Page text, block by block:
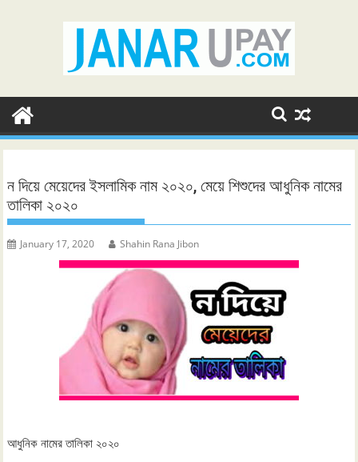
ন দিয়ে মেয়েদের ইসলামিক নাম ২০২০, মেয়ে শিশুদের আধুনিক নামের
তালিকা ২০২০
January 17, 2020 Shahin Rana Jibon
আধুনিক নামের তালিকা ২০২০